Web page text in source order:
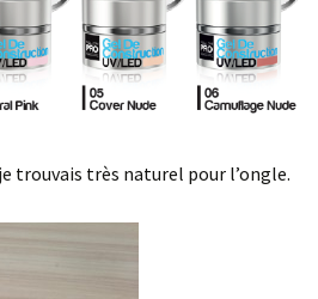
trouvais très naturel pour l’ongle.